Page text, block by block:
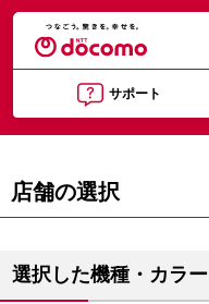
サポート
店舗の選択
選択した機種・カラー